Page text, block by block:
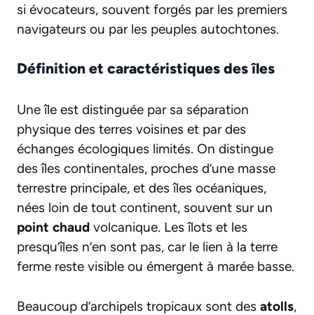
si évocateurs, souvent forgés par les premiers
navigateurs ou par les peuples autochtones.
Définition et caractéristiques des îles
Une île est distinguée par sa séparation
physique des terres voisines et par des
échanges écologiques limités. On distingue
des îles continentales, proches d’une masse
terrestre principale, et des îles océaniques,
nées loin de tout continent, souvent sur un
point chaud volcanique. Les îlots et les
presqu’îles n’en sont pas, car le lien à la terre
ferme reste visible ou émergent à marée basse.
Beaucoup d’archipels tropicaux sont des atolls,